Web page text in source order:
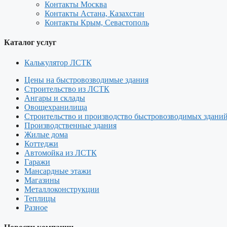
Контакты Москва
Контакты Астана, Казахстан
Контакты Крым, Севастополь
Каталог услуг
Калькулятор ЛСТК
Цены на быстровозводимые здания
Строительство из ЛСТК
Ангары и склады
Овощехранилища
Строительство и производство быстровозводимых
Производственные здания
Жилые дома
Коттеджи
Автомойка из ЛСТК
Гаражи
Мансардные этажи
Магазины
Металлоконструкции
Теплицы
Разное